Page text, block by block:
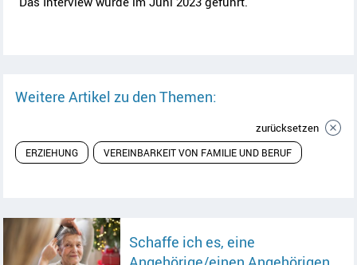
Weitere Artikel zu den Themen:
ERZIEHUNG VEREINBARKEIT VON FAMILIE UND BERUF
zurücksetzen
Schaffe ich es, eine